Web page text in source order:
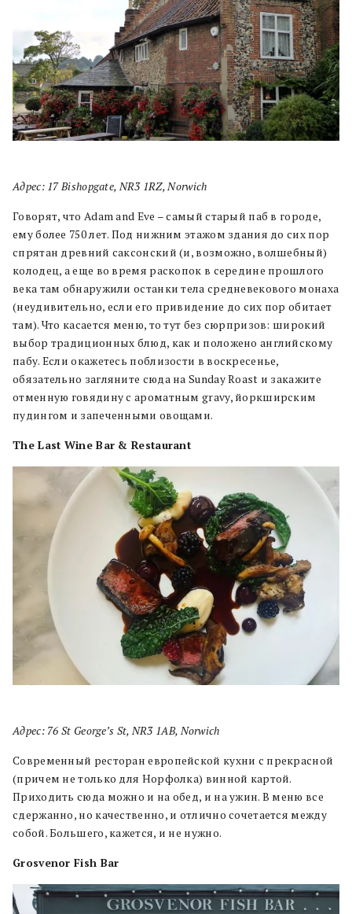
Адрес: 17 Bishopgate, NR3 1RZ, Norwich
Говорят, что Adam and Eve – самый старый паб в городе,
ему более 750 лет. Под нижним этажом здания до сих пор
спрятан древний саксонский (и, возможно, волшебный)
колодец, а еще во время раскопок в середине прошлого
века там обнаружили останки тела средневекового монаха
(неудивительно, если его привидение до сих пор обитает
там). Что касается меню, то тут без сюрпризов: широкий
выбор традиционных блюд, как и положено английскому
пабу. Если окажетесь поблизости в воскресенье,
обязательно загляните сюда на Sunday Roast и закажите
отменную говядину с ароматным gravy, йоркширским
пудингом и запеченными овощами.
The Last Wine Bar & Restaurant
Адрес: 76 St George’s St, NR3 1AB, Norwich
Современный ресторан европейской кухни с прекрасной
(причем не только для Норфолка) винной картой.
Приходить сюда можно и на обед, и на ужин. В меню все
сдержанно, но качественно, и отлично сочетается между
собой. Большего, кажется, и не нужно.
Grosvenor Fish Bar